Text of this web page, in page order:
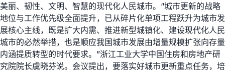
美丽、韧性、文明、智慧的现代化人民城市。“城市更新的战略
地位与工作优先级全面提升，已从碎片化单项工程跃升为城市发
展核心主线，既是扩大内需、推进新型城镇化、建设现代化人民
城市的必然举措，也是顺应我国城市发展由增量规模扩张向存量
内涵提质转型的时代要求。”浙江工业大学中国住房和房地产研
究院院长虞晓芬说。会议提出，要落实好城市更新重点任务，培